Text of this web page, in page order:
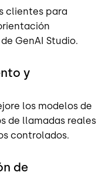
clientes para
GenAI Studio.
y
los modelos de
de llamadas reales
controlados.
de